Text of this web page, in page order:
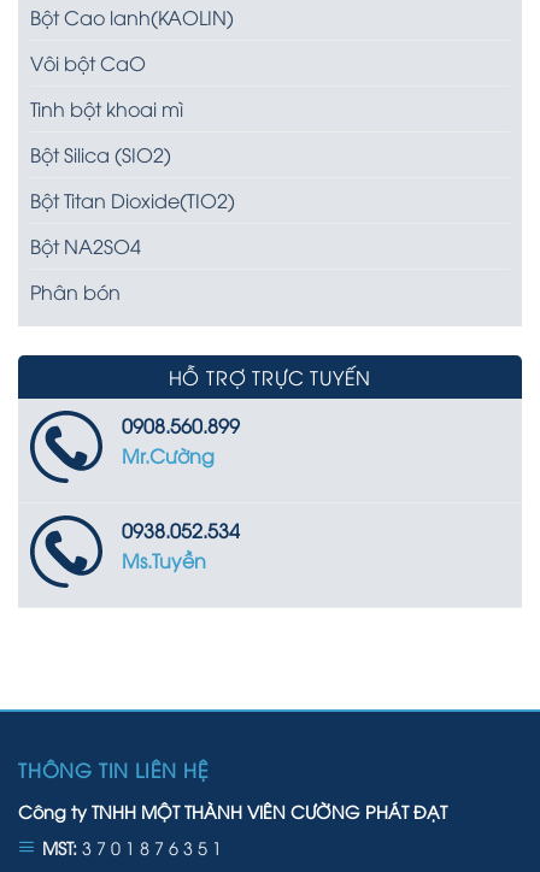
Bột Cao lanh(KAOLIN)
Vôi bột CaO
Tinh bột khoai mì
Bột Silica (SIO2)
Bột Titan Dioxide(TIO2)
Bột NA2SO4
Phân bón
HỖ TRỢ TRỰC TUYẾN
0908.560.899
Mr.Cường
0938.052.534
Ms.Tuyền
THÔNG TIN LIÊN HỆ
Công ty TNHH MỘT THÀNH VIÊN CƯỜNG PHÁT ĐẠT
MST: 3 7 0 1 8 7 6 3 5 1